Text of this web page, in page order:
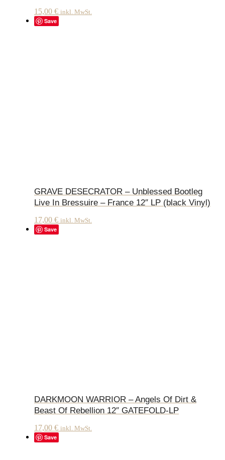
15,00 € inkl. MwSt.
Save
GRAVE DESECRATOR – Unblessed Bootleg
Live In Bressuire – France 12″ LP (black Vinyl)
17,00 € inkl. MwSt.
Save
DARKMOON WARRIOR – Angels Of Dirt &
Beast Of Rebellion 12″ GATEFOLD-LP
17,00 € inkl. MwSt.
Save